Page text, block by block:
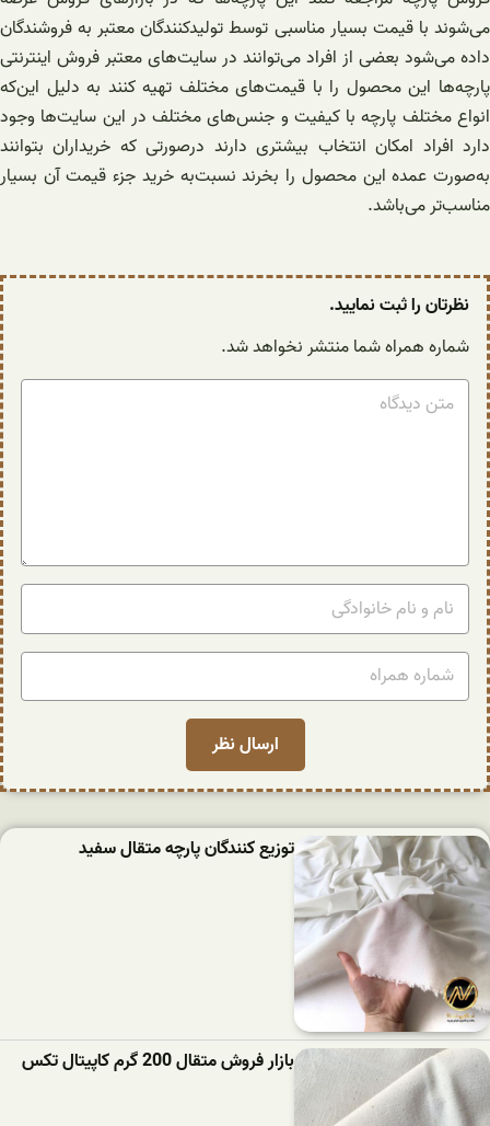
می‌شوند با قیمت بسیار مناسبی توسط تولیدکنندگان معتبر به فروشندگان
داده می‌شود بعضی از افراد می‌توانند در سایت‌های معتبر فروش اینترنتی
پارچه‌ها این محصول را با قیمت‌های مختلف تهیه کنند به دلیل این‌که
انواع مختلف پارچه با کیفیت و جنس‌های مختلف در این سایت‌ها وجود
دارد افراد امکان انتخاب بیشتری دارند درصورتی‌ که خریداران بتوانند
به‌صورت عمده این محصول را بخرند نسبت‌به خرید جزء قیمت آن بسیار
مناسب‌تر می‌باشد.
نظرتان را ثبت نمایید.
شماره همراه شما منتشر نخواهد شد.
توزیع کنندگان پارچه متقال سفید
بازار فروش متقال 200 گرم کاپیتال تکس